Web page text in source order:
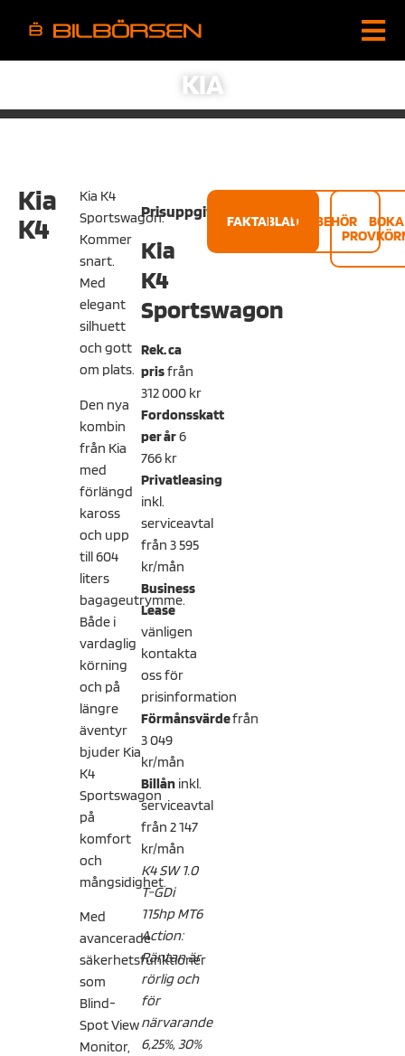
KIA
Kia
K4
Kia K4
Sportswagon.
Kommer
snart.
Med
elegant
silhuett
och gott
om plats.
Den nya
kombin
från Kia
med
förlängd
kaross
och upp
till 604
liters
bagageutrymme.
Både i
vardaglig
körning
och på
längre
äventyr
bjuder Kia
K4
Sportswagon
på
komfort
och
mångsidighet.
Med
avancerade
säkerhetsfunktioner
som
Blind-
Spot View
Monitor,
Prisuppgifter
Kia
K4
Sportswagon
Rek. ca
prisfrån
312 000 kr
Fordonsskatt
per år6
766 kr
Privatleasing
inkl.
serviceavtal
från 3 595
kr/mån
Business
Lease
vänligen
kontakta
oss för
prisinformation
Förmånsvärdefrån
3 049
kr/mån
Billån inkl.
serviceavtal
från 2 147
kr/mån
K4 SW 1.0
T-GDi
115hp MT6
Action:
Räntan är
rörlig och
för
närvarande
6,25%, 30%
FAKTABLADTILLBEHÖR
BOKA